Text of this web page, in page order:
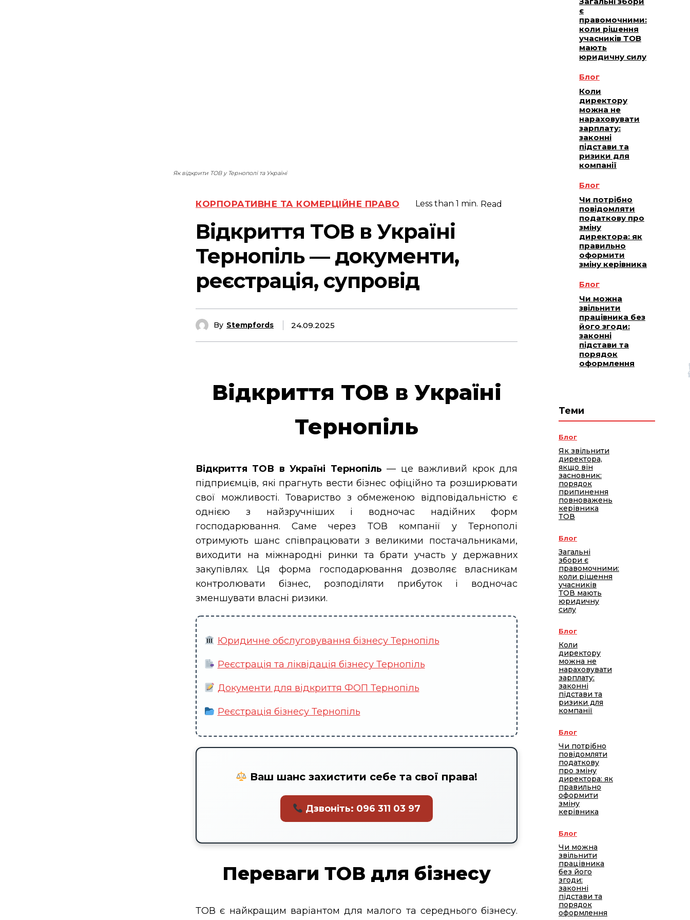
Як відкрити ТОВ у Тернополі та Україні
КОРПОРАТИВНЕ ТА КОМЕРЦІЙНЕ ПРАВО Less than 1 min. Read
Відкриття ТОВ в Україні
Тернопіль — документи,
реєстрація, супровід
By Stempfords 24.09.2025
Відкриття ТОВ в Україні
Тернопіль
Відкриття ТОВ в Україні Тернопіль — це важливий крок для
підприємців, які прагнуть вести бізнес офіційно та розширювати
свої можливості. Товариство з обмеженою відповідальністю є
однією з найзручніших і водночас надійних форм
господарювання. Саме через ТОВ компанії у Тернополі
отримують шанс співпрацювати з великими постачальниками,
виходити на міжнародні ринки та брати участь у державних
закупівлях. Ця форма господарювання дозволяє власникам
контролювати бізнес, розподіляти прибуток і водночас
зменшувати власні ризики.
Юридичне обслуговування бізнесу Тернопіль
Реєстрація та ліквідація бізнесу Тернопіль
Документи для відкриття ФОП Тернопіль
Реєстрація бізнесу Тернопіль
Ваш шанс захистити себе та свої права!
Дзвоніть: 096 311 03 97
Переваги ТОВ для бізнесу
ТОВ є найкращим варіантом для малого та середнього бізнесу.
є
правомочними:
коли рішення
учасників ТОВ
мають
юридичну силу
Блог
Коли
директору
можна не
нараховувати
зарплату:
законні
підстави та
ризики для
компанії
Блог
Чи потрібно
повідомляти
податкову про
зміну
директора: як
правильно
оформити
зміну керівника
Блог
Чи можна
звільнити
працівника без
його згоди:
законні
підстави та
порядок
оформлення
Теми
Блог
Як звільнити
директора,
якщо він
засновник:
порядок
припинення
повноважень
керівника
ТОВ
Блог
Загальні
збори є
правомочними:
коли рішення
учасників
ТОВ мають
юридичну
силу
Блог
Коли
директору
можна не
нараховувати
зарплату:
законні
підстави та
ризики для
компанії
Блог
Чи потрібно
повідомляти
податкову
про зміну
директора: як
правильно
оформити
зміну
керівника
Блог
Чи можна
звільнити
працівника
без його
згоди:
законні
підстави та
порядок
оформлення